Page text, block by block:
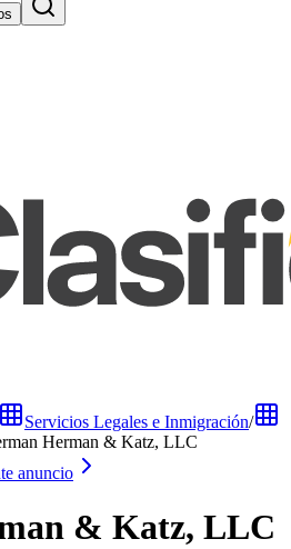
Servicios Legales e Inmigración/
Herman & Katz, LLC
anuncio
& Katz, LLC